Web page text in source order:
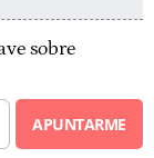
sobre
APUNTARME